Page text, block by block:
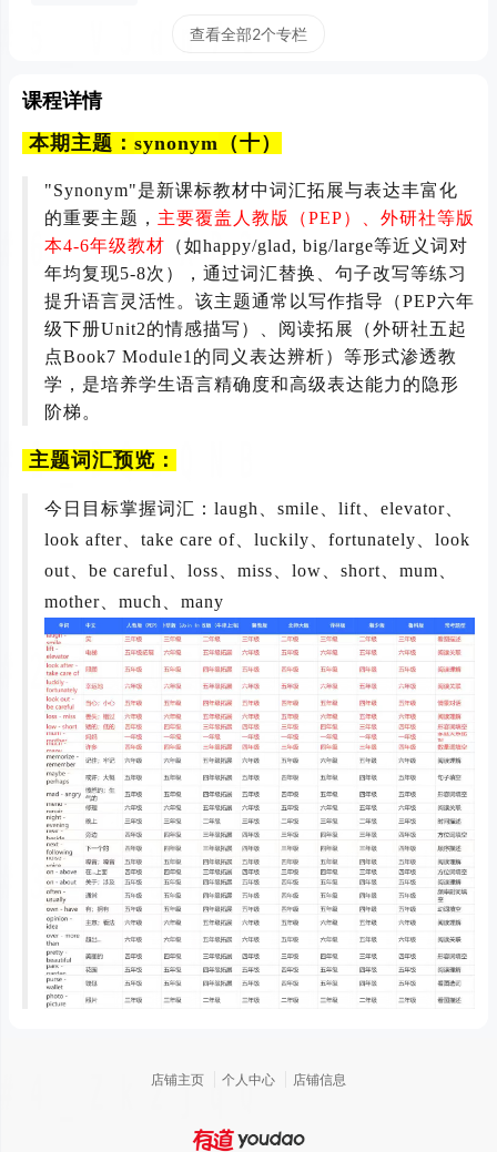
查看全部2个专栏
课程详情
本期主题： synonym （十）
"Synonym"是新课标教材中词汇拓展与表达丰富化
的重要主题， 主要覆盖人教版（PEP）、外研社等版
本4-6年级教材 （如happy/glad, big/large等近义词对
年均复现5-8次），通过词汇替换、句子改写等练习
提升语言灵活性。该主题通常以写作指导（PEP六年
级下册Unit2的情感描写）、阅读拓展（外研社五起
点Book7 Module1的同义表达辨析）等形式渗透教
学，是培养学生语言精确度和高级表达能力的隐形
阶梯。
主题词汇预览：
今日目标掌握词汇： laugh、smile、lift、elevator、
look after、take care of、luckily、fortunately、look
out、be careful、loss、miss、low、short、mum、
mother、much、many
店铺主页 个人中心 店铺信息